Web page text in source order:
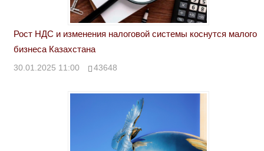
Рост НДС и изменения налоговой системы коснутся малого
бизнеса Казахстана
30.01.2025 11:00 43648